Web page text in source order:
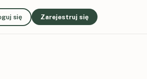
się Zarejestruj się